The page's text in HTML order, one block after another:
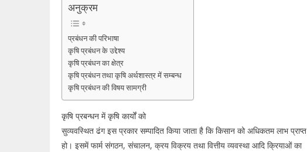
अनुक्रम
प्रबंधन की परिभाषा
कृषि प्रबंधन के उद्देश्य
कृषि प्रबंधन का क्षेत्र
कृषि प्रबंधन तथा कृषि अर्थशास्त्र में सम्बन्ध
कृषि प्रबंधन की विषय सामग्री
कृषि प्रबन्धन में कृषि कार्यों को
सुव्यवस्थित ढंग इस प्रकार सम्पादित किया जाता है कि किसान को अधिकतम लाभ प्राप्त
हो। इसमें फार्म संगठन, संचालन, क्रय विक्रय तथा वित्तीय व्यवस्था आदि क्रियाओं का